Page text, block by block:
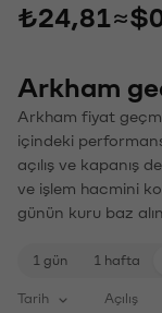
₺24,81 ≈
Arkham
Arkham fiyat
içindeki
açılış ve kapanış
ve işlem hacmini
günün kuru baz
1 gün 1 hafta
Tarih Açılış